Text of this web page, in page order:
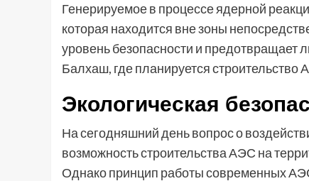
Генерируемое в процессе ядерной
которая находится вне зоны
уровень безопасности и предотвращает
Балхаш, где планируется строительство
Экологическая
На сегодняшний день вопрос о
возможность строительства АЭС на
Однако принцип работы современных